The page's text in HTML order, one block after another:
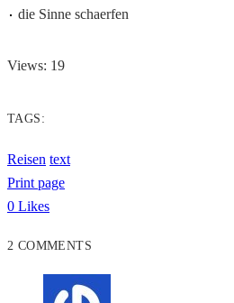
die Sinne schaerfen
Views: 19
TAGS:
Reisen text
Print page
0 Likes
2 COMMENTS